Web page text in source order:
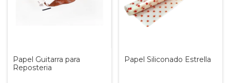
Papel Guitarra para
Reposteria
Papel Siliconado Estrella